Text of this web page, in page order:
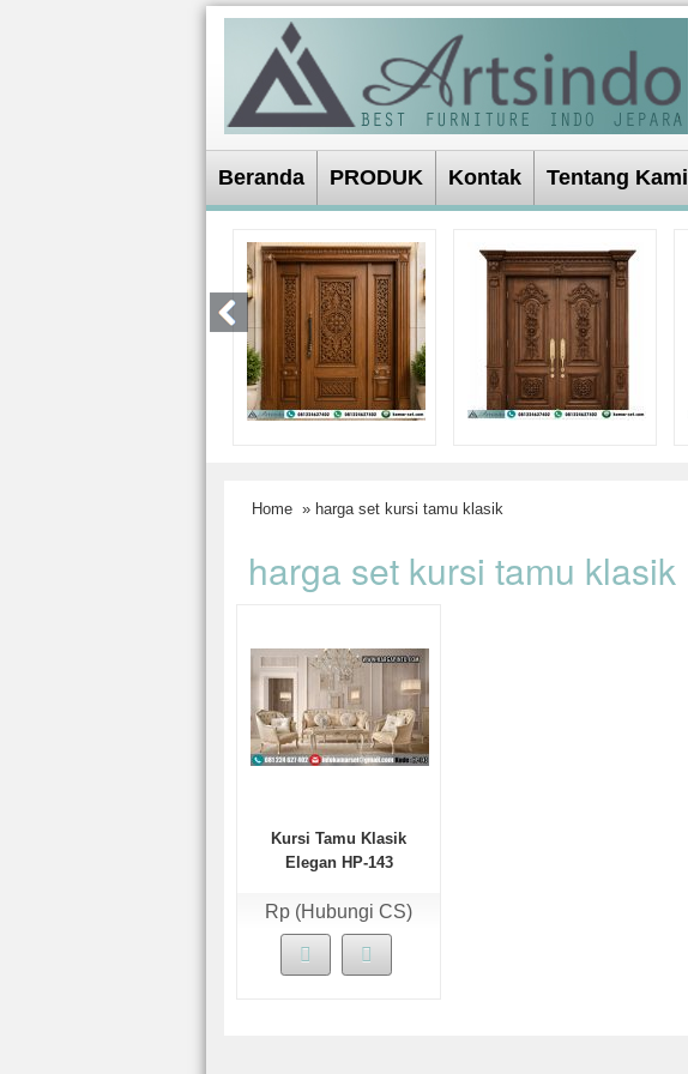
Beranda PRODUK Kontak Tentang Kami
Home » harga set kursi tamu klasik
harga set kursi tamu klasik
Kursi Tamu Klasik
Elegan HP-143
Rp (Hubungi CS)